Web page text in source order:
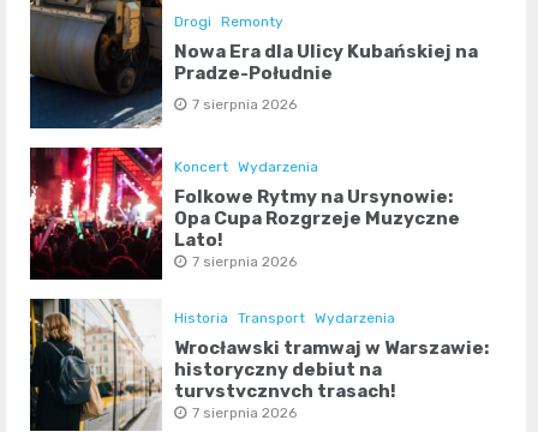
Drogi Remonty
Nowa Era dla Ulicy Kubańskiej na
Pradze-Południe
7 sierpnia 2026
Koncert Wydarzenia
Folkowe Rytmy na Ursynowie:
Opa Cupa Rozgrzeje Muzyczne
Lato!
7 sierpnia 2026
Historia Transport Wydarzenia
Wrocławski tramwaj w Warszawie:
historyczny debiut na
turystycznych trasach!
7 sierpnia 2026